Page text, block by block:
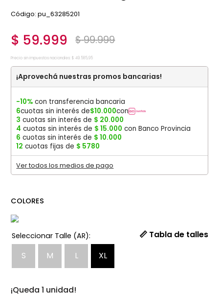
:pu_63285201
$ 59.999 $99.999
Precio sin impuestos nacionales: $ 49 585,95
¡Aprovechá nuestras promos bancarias!
-10% con transferencia bancaria
6cuotas sin interés de$10.000con
3 cuotas sin interés de $ 20.000
4 cuotas sin interés de $ 15.000 con Banco Provincia
6 cuotas sin interés de $ 10.000
12 cuotas fijas de $ 5780
Ver todos los medios de pago
COLORES
S L
M XL
📏 Tabla de talles
¡Queda 1 unidad!